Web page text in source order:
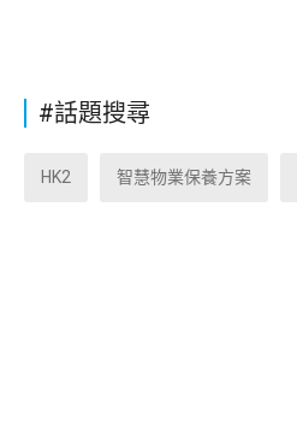
#話題搜尋
HK2 智慧物業保養方案